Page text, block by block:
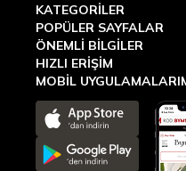
KATEGORILER
POPÜLER SAYFALAR
ÖNEMLI BILGILER
HIZLI ERIŞIM
MOBİL